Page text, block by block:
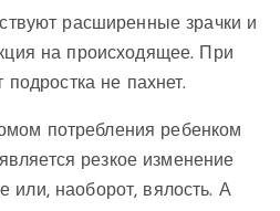
расширенные зрачки и
на происходящее. При
подростка не пахнет.
потребления ребенком
резкое изменение
или, наоборот, вялость. А